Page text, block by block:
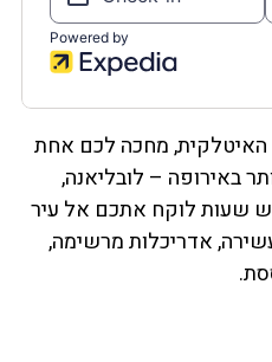
האיטלקית, מחכה לכם אחת
באירופה – לובליאנה,
שש שעות לוקח אתכם אל עיר
אדריכלות מרשימה,